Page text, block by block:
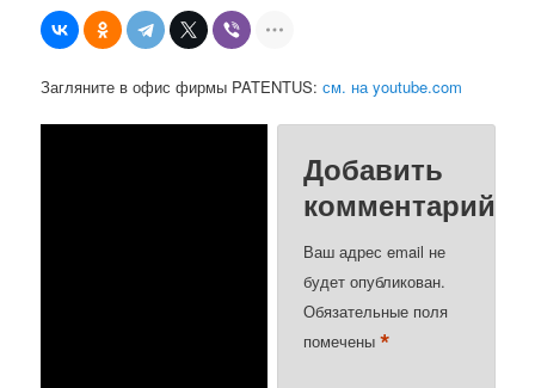
Загляните в офис фирмы PATENTUS:см. на youtube.com
Добавить
комментарий
Ваш адрес email не
будет опубликован.
Обязательные поля
помечены*